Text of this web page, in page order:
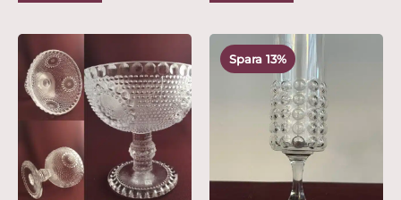
Spara 13%
ursprungliga
1,495 kr.
Det
nuvarande
priset
är:
1,299 kr.